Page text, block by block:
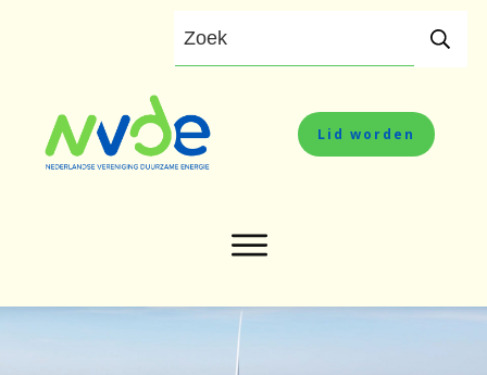
Lid worden